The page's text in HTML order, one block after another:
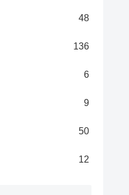
48
136
6
9
50
12